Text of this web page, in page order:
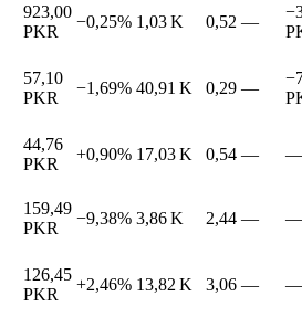
923,00
PKR
−0,25% 1,03 K 0,52 —
57,10
PKR
−1,69% 40,91 K 0,29 —
44,76
PKR
+0,90% 17,03 K 0,54 — —
159,49
PKR
−9,38% 3,86 K 2,44 — —
126,45
PKR
+2,46% 13,82 K 3,06 — —